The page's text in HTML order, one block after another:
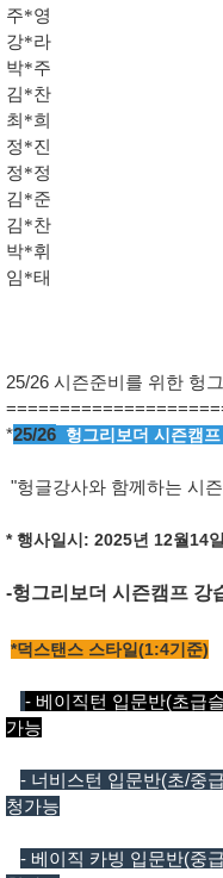
주*영
강*라
박*주
김*찬
최*희
정*진
정*정
김*준
김*찬
박*휘
임*태
25/26 시즌준비를 위한 헝
*25/26 헝그리보더 시즌캠
"헝글강사와 함께하는 시
* 행사일시: 2025년 12월14
-헝그리보더 시즌캠프 강
*덕스탠스 스타일(1:4기준)
- 베이직턴 입문반(초급
가능
- 너비스턴 입문반(초/중
청가능
- 베이직 카빙 입문반(중